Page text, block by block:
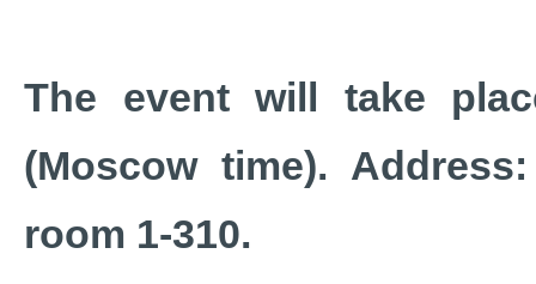
The event will take
(Moscow time).
room 1-310.